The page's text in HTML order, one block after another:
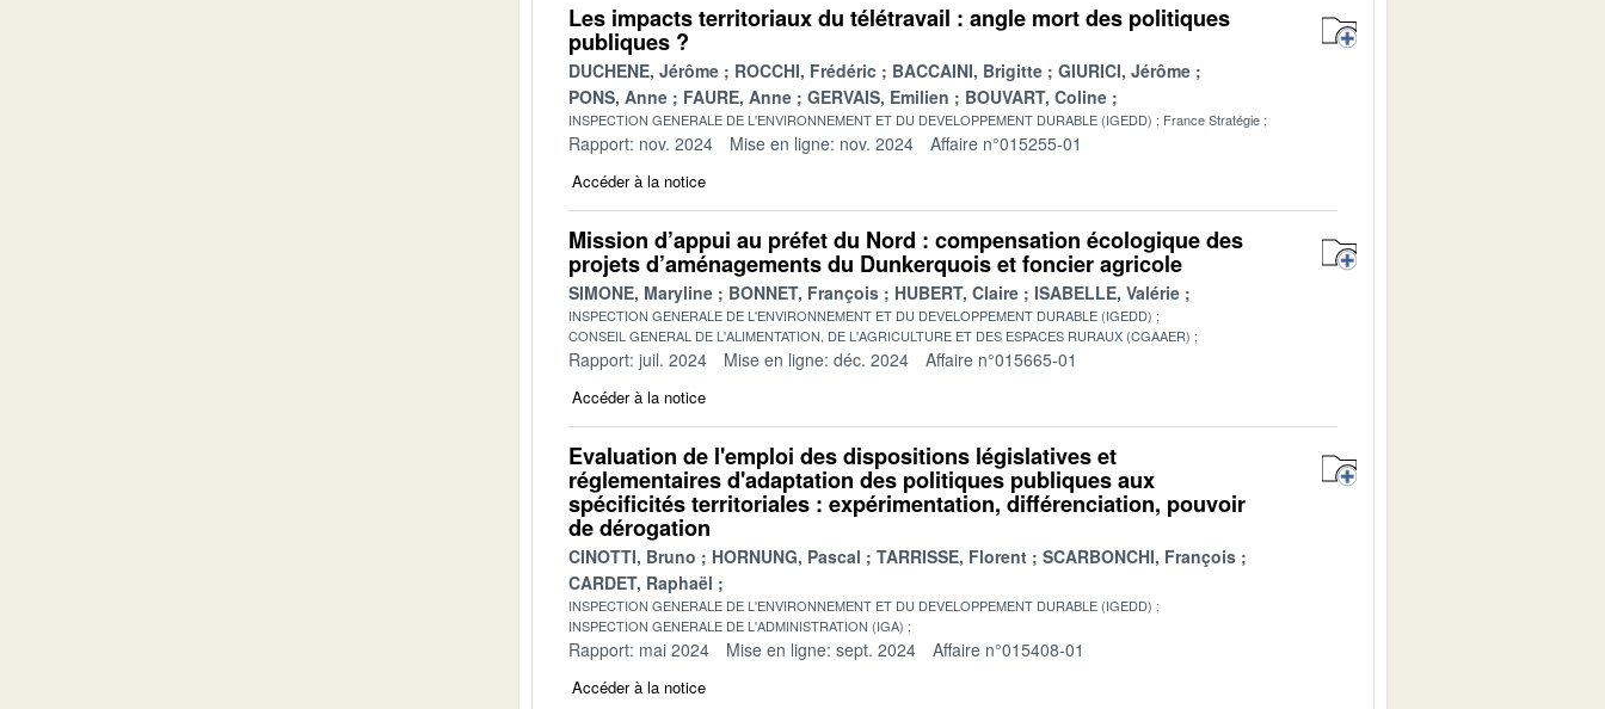
Les impacts territoriaux du télétravail : angle mort des politiques
publiques ?
DUCHENE, Jérôme ROCCHI, Frédéric BACCAINI, Brigitte
GIURICI, Jérôme
PONS, Anne
FAURE, Anne GERVAIS, Emilien BOUVART, Coline
INSPECTION GENERALE DE L'ENVIRONNEMENT ET DU DEVELOPPEMENT DURABLE (IGEDD) France Stratégie
Rapport: nov. 2024 Mise en ligne: nov. 2024 Affaire n°015255-01
Accéder à la notice
Mission d’appui au préfet du Nord : compensation écologique des
projets d’aménagements du Dunkerquois et foncier agricole
SIMONE, Maryline BONNET, François HUBERT, Claire ISABELLE, Valérie
INSPECTION GENERALE DE L'ENVIRONNEMENT ET DU DEVELOPPEMENT DURABLE (IGEDD)
CONSEIL GENERAL DE L'ALIMENTATION, DE L'AGRICULTURE ET DES ESPACES RURAUX (CGAAER)
Rapport: juil. 2024 Mise en ligne: déc. 2024 Affaire n°015665-01
Accéder à la notice
Evaluation de l'emploi des dispositions législatives et
réglementaires d'adaptation des politiques publiques aux
spécificités territoriales : expérimentation, différenciation, pouvoir
de dérogation
CINOTTI, Bruno HORNUNG, Pascal TARRISSE, Florent
SCARBONCHI, François
CARDET, Raphaël
INSPECTION GENERALE DE L'ENVIRONNEMENT ET DU DEVELOPPEMENT DURABLE (IGEDD)
INSPECTION GENERALE DE L'ADMINISTRATION (IGA)
Rapport: mai 2024 Mise en ligne: sept. 2024 Affaire n°015408-01
Accéder à la notice